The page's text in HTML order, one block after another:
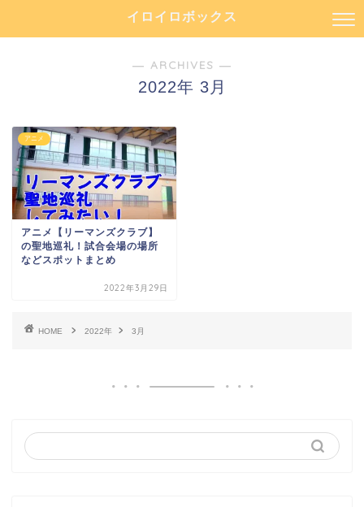
イロイロボックス
― ARCHIVES ―
2022年 3月
アニメ
アニメ【リーマンズクラブ】
の聖地巡礼！試合会場の場所
などスポットまとめ
2022年3月29日
HOME 2022年 3月